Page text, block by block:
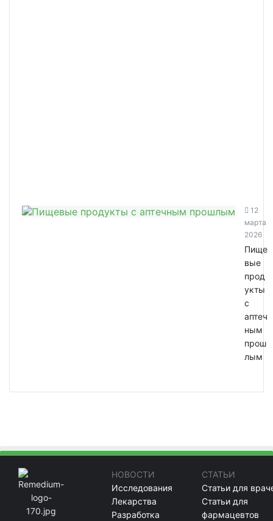
12
марта
2026
Пище
вые
прод
укты
с
аптеч
ным
прош
лым
НОВОСТИ
Исследования
Лекарства
Разработка
СТАТЬИ
Статьи для
Статьи для
фармацевтов